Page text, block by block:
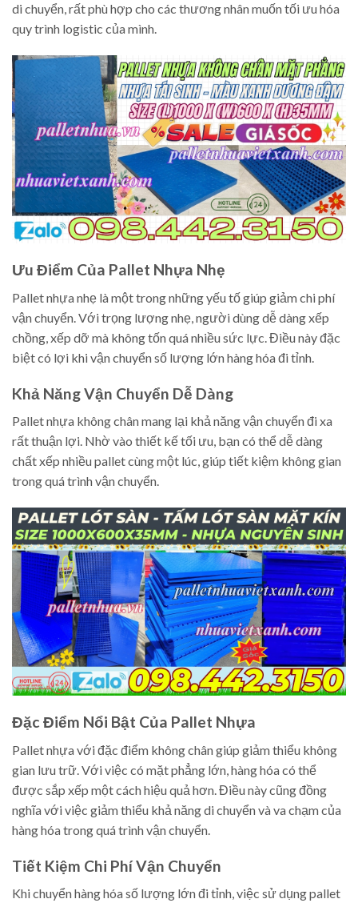
di chuyển, rất phù hợp cho các thương nhân muốn tối ưu hóa
quy trình logistic của mình.
Ưu Điểm Của Pallet Nhựa Nhẹ
Pallet nhựa nhẹ là một trong những yếu tố giúp giảm chi phí
vận chuyển. Với trọng lượng nhẹ, người dùng dễ dàng xếp
chồng, xếp dỡ mà không tốn quá nhiều sức lực. Điều này đặc
biệt có lợi khi vận chuyển số lượng lớn hàng hóa đi tỉnh.
Khả Năng Vận Chuyển Dễ Dàng
Pallet nhựa không chân mang lại khả năng vận chuyển đi xa
rất thuận lợi. Nhờ vào thiết kế tối ưu, bạn có thể dễ dàng
chất xếp nhiều pallet cùng một lúc, giúp tiết kiệm không gian
trong quá trình vận chuyển.
Đặc Điểm Nổi Bật Của Pallet Nhựa
Pallet nhựa với đặc điểm không chân giúp giảm thiểu không
gian lưu trữ. Với việc có mặt phẳng lớn, hàng hóa có thể
được sắp xếp một cách hiệu quả hơn. Điều này cũng đồng
nghĩa với việc giảm thiểu khả năng di chuyển và va chạm của
hàng hóa trong quá trình vận chuyển.
Tiết Kiệm Chi Phí Vận Chuyển
Khi chuyển hàng hóa số lượng lớn đi tỉnh, việc sử dụng pallet